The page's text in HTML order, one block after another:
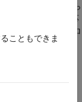
保存された状態から
と構成に対する反応
ます。ラピッド プロ
生成します。
ラーの検出
こともできま